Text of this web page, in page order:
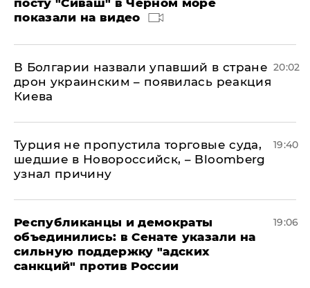
посту "Сиваш" в Черном море
показали на видео
В Болгарии назвали упавший в стране
дрон украинским – появилась реакция
Киева
20:02
Турция не пропустила торговые суда,
шедшие в Новороссийск, – Bloomberg
узнал причину
19:40
Республиканцы и демократы
объединились: в Сенате указали на
сильную поддержку "адских
санкций" против России
19:06